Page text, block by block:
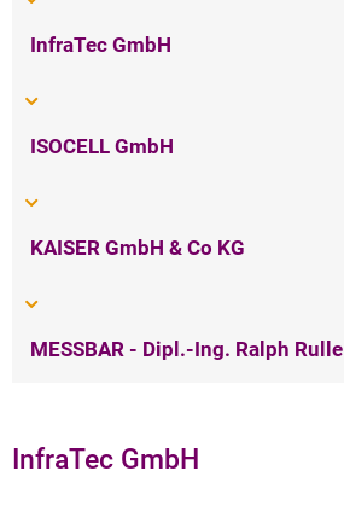
InfraTec GmbH
ISOCELL GmbH
KAISER GmbH & Co KG
MESSBAR - Dipl.-Ing. Ralph Rulle
InfraTec GmbH